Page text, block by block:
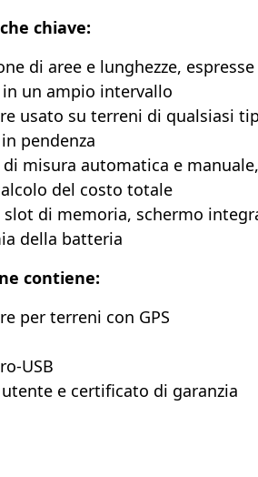
chiave:
di aree e lunghezze,
un ampio intervallo
usato su terreni di qualsiasi
pendenza
misura automatica e
del costo totale
slot di memoria, schermo
della batteria
contiene:
per terreni con GPS
USB
e certificato di garanzia